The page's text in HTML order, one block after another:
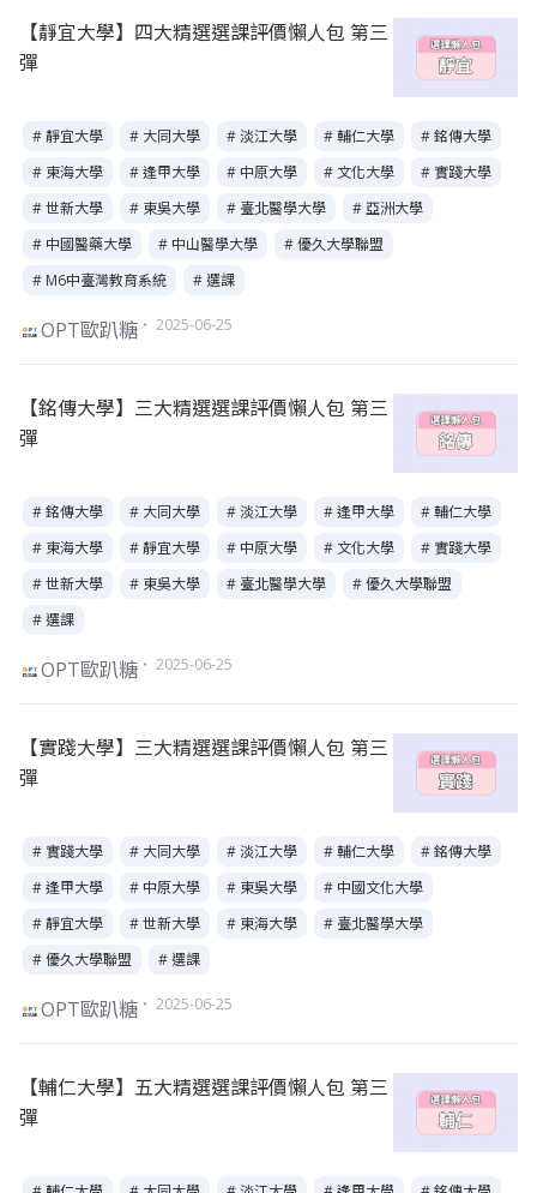
【靜宜大學】四大精選選課評價懶人包 第三
彈
# 靜宜大學 # 大同大學 # 淡江大學 # 輔仁大學
# 銘傳大學
# 東海大學
# 逢甲大學 # 中原大學 # 文化大學
# 實踐大學
# 世新大學
# 東吳大學 # 臺北醫學大學
# 亞洲大學
# 中國醫藥大學
# 中山醫學大學
# 優久大學聯盟
# M6中臺灣教育系統
# 選課
OPT歐趴糖 ・ 2025-06-25
【銘傳大學】三大精選選課評價懶人包 第三
彈
# 銘傳大學 # 大同大學 # 淡江大學 # 逢甲大學
# 輔仁大學
# 東海大學
# 靜宜大學 # 中原大學 # 文化大學
# 實踐大學
# 世新大學
# 東吳大學 # 臺北醫學大學
# 優久大學聯盟
# 選課
OPT歐趴糖 ・ 2025-06-25
【實踐大學】三大精選選課評價懶人包 第三
彈
# 實踐大學 # 大同大學 # 淡江大學 # 輔仁大學
# 銘傳大學
# 逢甲大學
# 中原大學 # 東吳大學
# 中國文化大學
# 靜宜大學
# 世新大學 # 東海大學
# 臺北醫學大學
# 優久大學聯盟
# 選課
OPT歐趴糖 ・ 2025-06-25
【輔仁大學】五大精選選課評價懶人包 第三
彈